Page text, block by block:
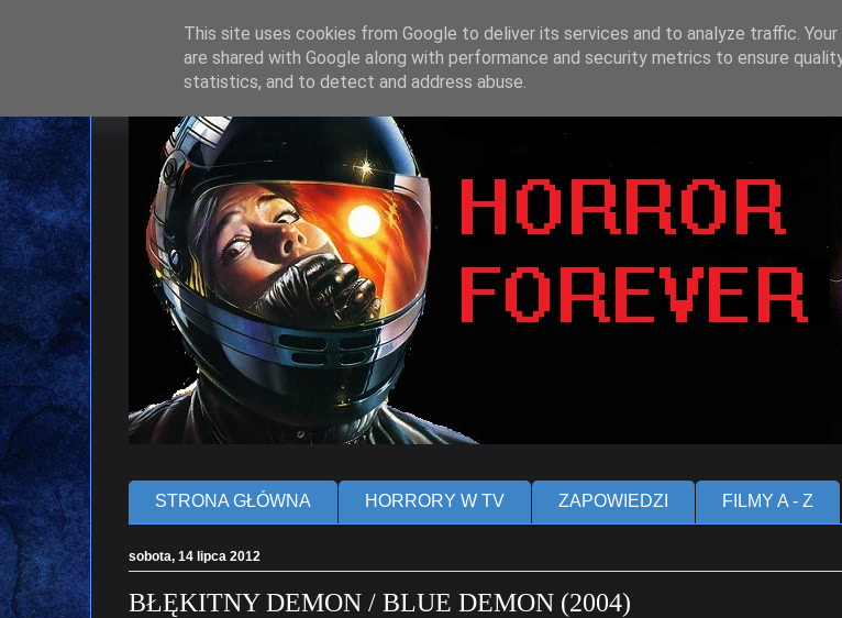
STRONA GŁÓWNA HORRORY W TV ZAPOWIEDZI FILMY A - Z
sobota, 14 lipca 2012
BŁĘKITNY DEMON / BLUE DEMON (2004)
This site uses cookies from Google to deliver its services and to analyze traffic.
are shared with Google along with performance and security metrics to ensure
statistics, and to detect and address abuse.